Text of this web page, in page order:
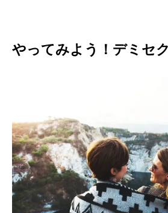
やってみよう！デミセ